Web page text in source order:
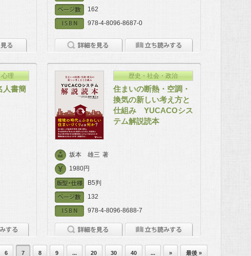
162
978-4-8096-8687-0
理
人書簡
歴史・社会・政治
住まいの断熱・空調・
換気の新しい考え方と
仕組み YUCACOシス
テム解説読本
坂本 雄三 著
1980円
B5判
132
978-4-8096-8688-7
6 7 8 9 ... 20 30 40 ... » 最後 »